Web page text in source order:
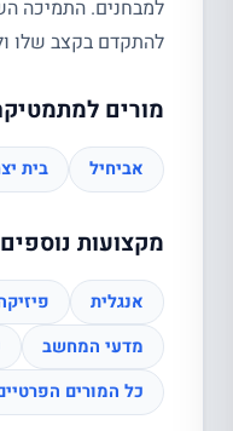
למבחנים. התמיכה
להתקדם בקצב שלו
מורים
אביחיל בית
מקצועות נוספים
אנגלית
מדעי המחשב
כל המורים